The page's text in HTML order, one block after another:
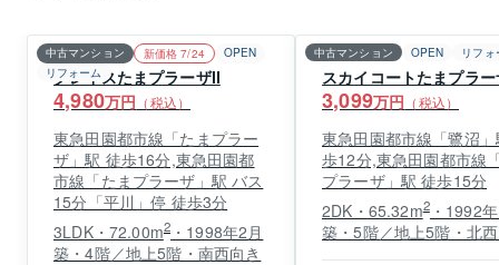
中古マンション 新価格 7/24
OPEN
リフォーム
グレイスたまプラーザⅡ
4,980万円 （税込）
東急田園都市線「たまプラー
ザ」駅 徒歩16分,東急田園都
市線「たまプラーザ」駅 バス
15分「平川」停 徒歩3分
3LDK・72.00m2 ・1998年2月
築・4階／地上5階・南西向き
中古マンション OPEN リフォ
スカイコートたまプラ
3,099万円 （税込）
東急田園都市線「鷺沼
歩12分,東急田園都市線
プラーザ」駅 徒歩15分
2DK・65.32m2・1992
築・5階／地上5階・北